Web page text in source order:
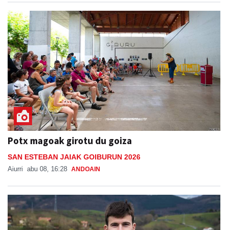
Potx magoak girotu du goiza
SAN ESTEBAN JAIAK GOIBURUN 2026
Aiurri abu 08, 16:28 ANDOAIN